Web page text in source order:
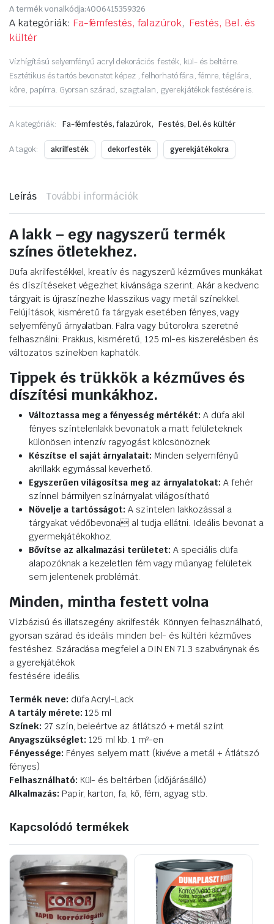
A termék vonalkódja:4006415359326
A kategóriák: Fa-fémfestés, falazúrok, Festés, Bel. és
kültér
Vízhígítású selyemfényű acryl dekorációs festék, kül- és beltérre.
Esztétikus és tartós bevonatot képez , felhorható fára, fémre, téglára,
kőre, papírra. Gyorsan szárad, szagtalan, gyerekjátékok festésére is.
A kategóriák: Fa-fémfestés, falazúrok, Festés, Bel. és kültér
A tagok: akrilfesték dekorfesték gyerekjátékokra
Leírás További információk
A lakk – egy nagyszerű termék
színes ötletekhez.
Düfa akrilfestékkel, kreatív és nagyszerű kézműves munkákat
és díszítéseket végezhet kívánsága szerint. Akár a kedvenc
tárgyait is újraszínezhe klasszikus vagy metál színekkel.
Felújítások, kisméretű fa tárgyak esetében fényes, vagy
selyemfényű árnyalatban. Falra vagy bútorokra szeretné
felhasználni: Prakkus, kisméretű, 125 ml-es kiszerelésben és
változatos színekben kaphatók.
Tippek és trükkök a kézműves és
díszítési munkákhoz.
Változtassa meg a fényesség mértékét: A düfa akil
fényes színtelenlakk bevonatok a matt felületeknek
különösen intenzív ragyogást kölcsönöznek
Készítse el saját árnyalatait: Minden selyemfényű
akrillakk egymással keverhető.
Egyszerűen világosítsa meg az árnyalatokat: A fehér
színnel bármilyen színárnyalat világosítható
Növelje a tartósságot: A színtelen lakkozással a
tárgyakat védőbevona al tudja ellátni. Ideális bevonat a
gyermekjátékokhoz.
Bővítse az alkalmazási területet: A speciális düfa
alapozóknak a kezeletlen fém vagy műanyag felületek
sem jelentenek problémát.
Minden, mintha festett volna
Vízbázisú és illatszegény akrilfesték. Könnyen felhasználható,
gyorsan szárad és ideális minden bel- és kültéri kézműves
festéshez. Száradása megfelel a DIN EN 71.3 szabványnak és
a gyerekjátékok
festésére ideális.
Termék neve: düfa Acryl-Lack
A tartály mérete: 125 ml
Színek: 27 szín, beleértve az átlátszó + metál színt
Anyagszükséglet: 125 ml kb. 1 m²-en
Fényessége: Fényes selyem matt (kivéve a metál + Átlátszó
fényes)
Felhasználható: Kül- és beltérben (időjárásálló)
Alkalmazás: Papír, karton, fa, kő, fém, agyag stb.
Kapcsolódó termékek